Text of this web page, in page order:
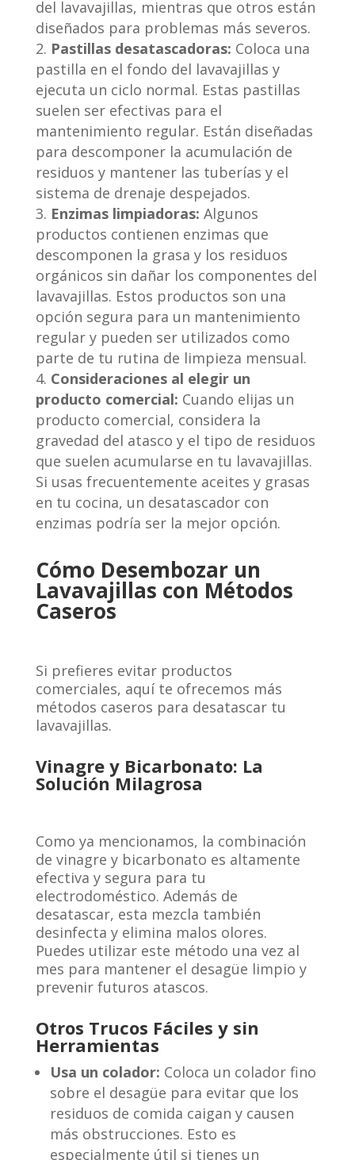
del lavavajillas, mientras que otros están
diseñados para problemas más severos.
Pastillas desatascadoras: Coloca una
pastilla en el fondo del lavavajillas y
ejecuta un ciclo normal. Estas pastillas
suelen ser efectivas para el
mantenimiento regular. Están diseñadas
para descomponer la acumulación de
residuos y mantener las tuberías y el
sistema de drenaje despejados.
Enzimas limpiadoras: Algunos
productos contienen enzimas que
descomponen la grasa y los residuos
orgánicos sin dañar los componentes del
lavavajillas. Estos productos son una
opción segura para un mantenimiento
regular y pueden ser utilizados como
parte de tu rutina de limpieza mensual.
Consideraciones al elegir un
producto comercial: Cuando elijas un
producto comercial, considera la
gravedad del atasco y el tipo de residuos
que suelen acumularse en tu lavavajillas.
Si usas frecuentemente aceites y grasas
en tu cocina, un desatascador con
enzimas podría ser la mejor opción.
Cómo Desembozar un
Lavavajillas con Métodos
Caseros
Si prefieres evitar productos
comerciales, aquí te ofrecemos más
métodos caseros para desatascar tu
lavavajillas.
Vinagre y Bicarbonato: La
Solución Milagrosa
Como ya mencionamos, la combinación
de vinagre y bicarbonato es altamente
efectiva y segura para tu
electrodoméstico. Además de
desatascar, esta mezcla también
desinfecta y elimina malos olores.
Puedes utilizar este método una vez al
mes para mantener el desagüe limpio y
prevenir futuros atascos.
Otros Trucos Fáciles y sin
Herramientas
Usa un colador: Coloca un colador fino
sobre el desagüe para evitar que los
residuos de comida caigan y causen
más obstrucciones. Esto es
especialmente útil si tienes un